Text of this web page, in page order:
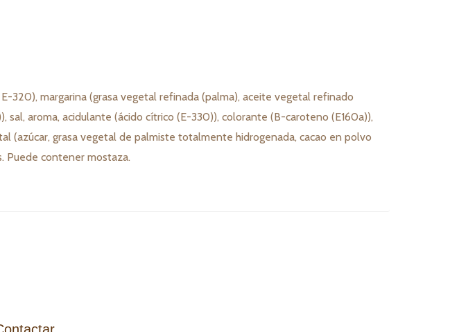
320), margarina (grasa vegetal refinada (palma), aceite vegetal refinado
sal, aroma, acidulante (ácido cítrico (E-330)), colorante (B-caroteno (E160a)),
(azúcar, grasa vegetal de palmiste totalmente hidrogenada, cacao en polvo
Puede contener mostaza.